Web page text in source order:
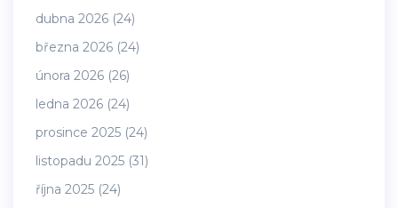
dubna 2026 (24)
března 2026 (24)
února 2026 (26)
ledna 2026 (24)
prosince 2025 (24)
listopadu 2025 (31)
října 2025 (24)